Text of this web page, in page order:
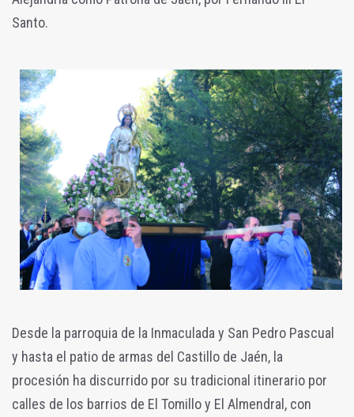
Santo.
Desde la parroquia de la Inmaculada y San Pedro Pascual
y hasta el patio de armas del Castillo de Jaén, la
procesión ha discurrido por su tradicional itinerario por
calles de los barrios de El Tomillo y El Almendral, con